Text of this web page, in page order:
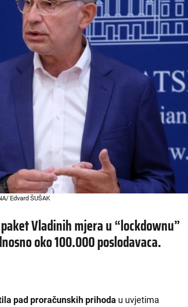
Edvard ŠUŠAK
Vladinih mjera u “lockdownu”
oko 100.000 poslodavaca.
pad proračunskih prihoda u uvjetima